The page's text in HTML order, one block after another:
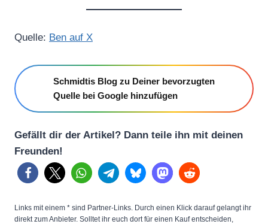
Quelle: Ben auf X
Schmidtis Blog zu Deiner bevorzugten
Quelle bei Google hinzufügen
Gefällt dir der Artikel? Dann teile ihn mit deinen
Freunden!
Links mit einem * sind Partner-Links. Durch einen Klick darauf gelangt ihr
direkt zum Anbieter. Solltet ihr euch dort für einen Kauf entscheiden,